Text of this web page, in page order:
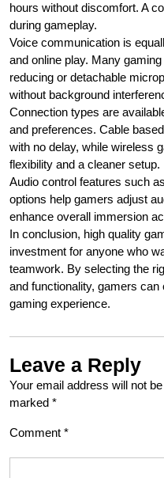
hours without discomfort. A
during gameplay.
Voice communication is
and online play. Many
reducing or detachable
without background
Connection types are
and preferences. Cable
with no delay, while wireless
flexibility and a cleaner setup.
Audio control features such
options help gamers adjust
enhance overall immersion
In conclusion, high quality
investment for anyone who
teamwork. By selecting the
and functionality, gamers
gaming experience.
Leave a Reply
Your email address will not
marked *
Comment *